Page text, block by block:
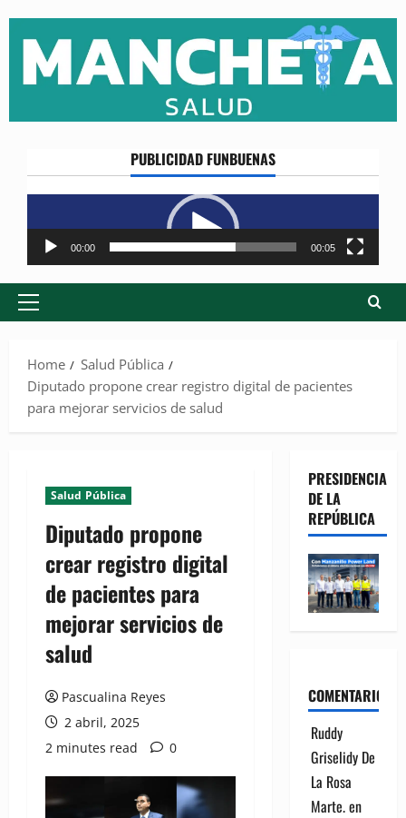
content
PUBLICIDAD FUNBUENAS
Reproductor
de
vídeo
00:00 00:05
Primary
Home
Salud Pública
Diputado propone crear registro digital de pacientes
para mejorar servicios de salud
Salud Pública
Diputado propone
crear registro digital
de pacientes para
mejorar servicios de
salud
Pascualina Reyes
2 abril, 2025
2 minutes read
0
PRESIDENCIA
DE LA
REPÚBLICA
COMENTARIOS
Ruddy
Griselidy De
La Rosa
Marte.en